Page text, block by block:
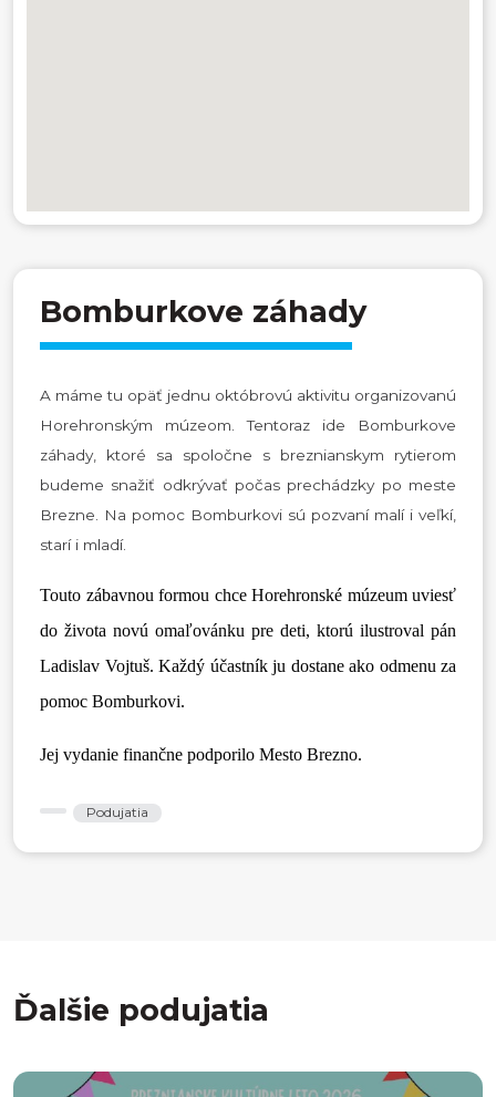
Bomburkove záhady
A máme tu opäť jednu októbrovú aktivitu organizovanú
Horehronským múzeom. Tentoraz ide Bomburkove
záhady, ktoré sa spoločne s breznianskym rytierom
budeme snažiť odkrývať počas prechádzky po meste
Brezne. Na pomoc Bomburkovi sú pozvaní malí i veľkí,
starí i mladí.
Touto zábavnou formou chce Horehronské múzeum uviesť
do života novú omaľovánku pre deti, ktorú ilustroval pán
Ladislav Vojtuš. Každý účastník ju dostane ako odmenu za
pomoc Bomburkovi.
Jej vydanie finančne podporilo Mesto Brezno.
Podujatia
Ďalšie podujatia